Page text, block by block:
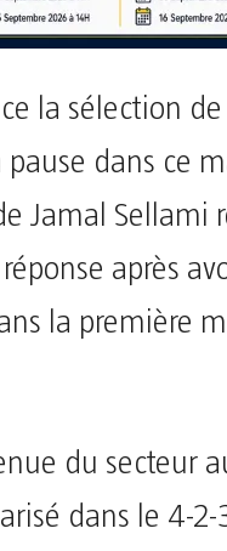
la sélection
dans ce
Jamal Sellami
après
la première
du secteur
dans le 4-2-